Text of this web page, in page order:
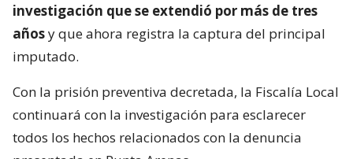
investigación que se extendió por más de tres
añosy que ahora registra la captura del principal
imputado.
Con la prisión preventiva decretada, la Fiscalía Local
continuará con la investigación para esclarecer
todos los hechos relacionados con la denuncia